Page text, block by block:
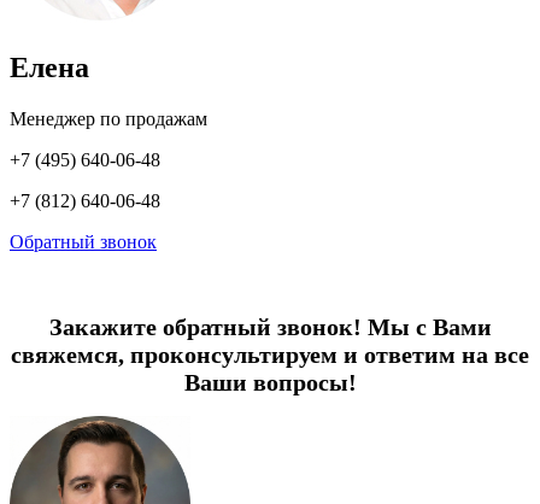
Елена
Менеджер по продажам
+7 (495) 640-06-48
+7 (812) 640-06-48
Обратный звонок
Закажите обратный звонок! Мы с Вами
свяжемся, проконсультируем и ответим на все
Ваши вопросы!